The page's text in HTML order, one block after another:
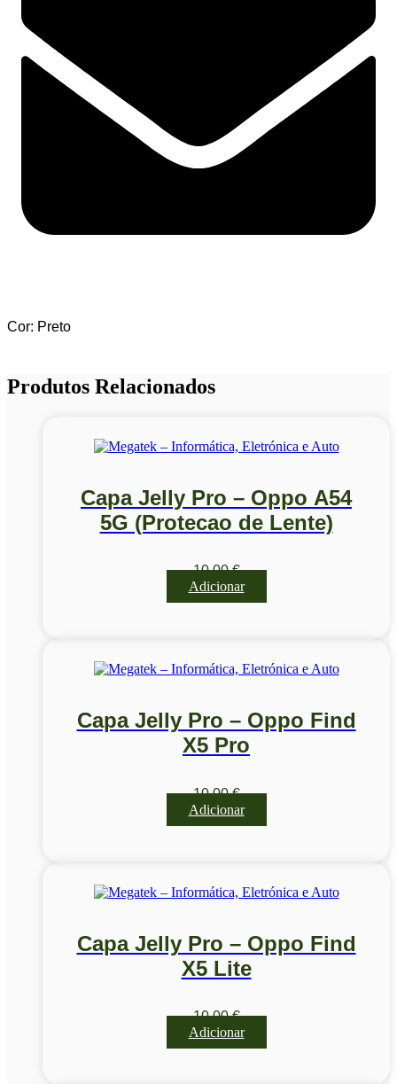
Cor: Preto
Produtos Relacionados
Capa Jelly Pro – Oppo A54
5G (Protecao de Lente)
10,00€
Adicionar
Capa Jelly Pro – Oppo Find
X5 Pro
10,00€
Adicionar
Capa Jelly Pro – Oppo Find
X5 Lite
10,00€
Adicionar